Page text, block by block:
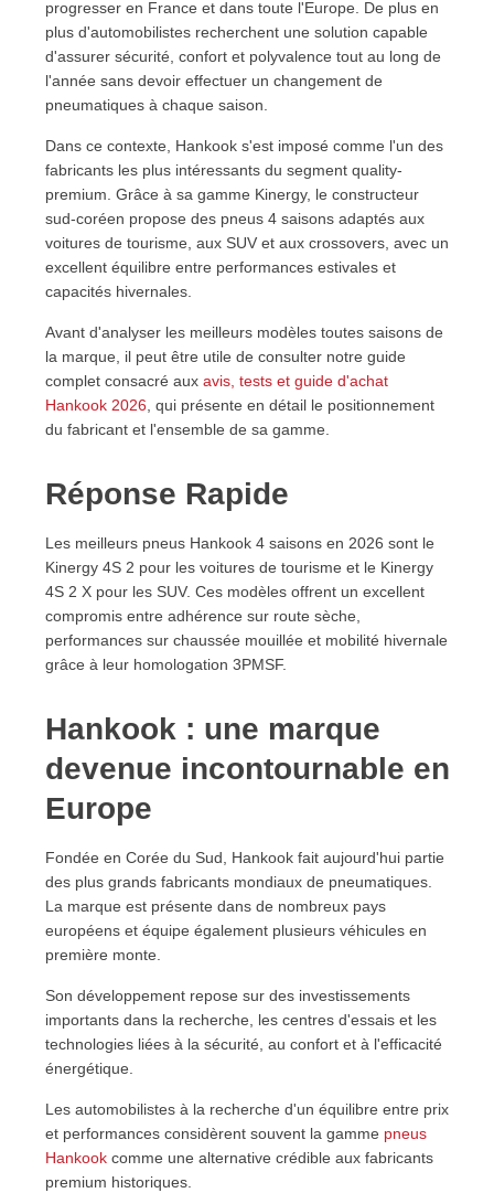
5.1. Comportement sur route sèche
5.2. Adhérence sur route mouillée
5.3. Performances par temps froid et sur neige
légère
6. Avantages et inconvénients des pneus Hankook 4
7. Hankook ou Michelin : quel pneu 4 saisons choisir ?
8. Pourquoi le rapport qualité/prix est-il l'un des
principaux atouts de Hankook ?
9. Quel pneu Hankook choisir selon votre profil ?
9.2. Pour les familles et les longs trajets
9.3. Pour les SUV et crossovers
10. Pneus Hankook 4 saisons et véhicules électriques
11. Dans quels cas choisir des pneus Hankook 4
saisons
en 2026 ?
12.2. Les pneus Hankook 4 saisons sont-ils
conformes à la Loi Montagne ?
12.3. Le Kinergy 4S 2 est-il adapté à l'autoroute ?
12.4. Hankook est-il une marque fiable ?
4S 2 et le Kinergy 4S 2 X ?
12.6. Les pneus Hankook conviennent-ils aux SUV
?
4 saisons ?
rapport qualité/prix ?
12.9. Les pneus Hankook 4 saisons sont-ils
adaptés à la pluie ?
12.10. Où trouver la gamme complète des pneus
13. Quel modèle choisir en 2026 ?
progresser en France et dans toute l'Europe. De plus en
plus d'automobilistes recherchent une solution capable
d'assurer sécurité, confort et polyvalence tout au long de
l'année sans devoir effectuer un changement de
pneumatiques à chaque saison.
Dans ce contexte, Hankook s'est imposé comme l'un des
fabricants les plus intéressants du segment quality-
premium. Grâce à sa gamme Kinergy, le constructeur
sud-coréen propose des pneus 4 saisons adaptés aux
voitures de tourisme, aux SUV et aux crossovers, avec un
excellent équilibre entre performances estivales et
capacités hivernales.
Avant d'analyser les meilleurs modèles toutes saisons de
la marque, il peut être utile de consulter notre guide
complet consacré aux avis, tests et guide d'achat
Hankook 2026, qui présente en détail le positionnement
du fabricant et l'ensemble de sa gamme.
Réponse Rapide
Les meilleurs pneus Hankook 4 saisons en 2026 sont le
Kinergy 4S 2 pour les voitures de tourisme et le Kinergy
4S 2 X pour les SUV. Ces modèles offrent un excellent
compromis entre adhérence sur route sèche,
performances sur chaussée mouillée et mobilité hivernale
grâce à leur homologation 3PMSF.
Hankook : une marque
devenue incontournable en
Europe
Fondée en Corée du Sud, Hankook fait aujourd'hui partie
des plus grands fabricants mondiaux de pneumatiques.
La marque est présente dans de nombreux pays
européens et équipe également plusieurs véhicules en
première monte.
Son développement repose sur des investissements
importants dans la recherche, les centres d'essais et les
technologies liées à la sécurité, au confort et à l'efficacité
énergétique.
Les automobilistes à la recherche d'un équilibre entre prix
et performances considèrent souvent la gamme pneus
Hankookcomme une alternative crédible aux fabricants
premium historiques.